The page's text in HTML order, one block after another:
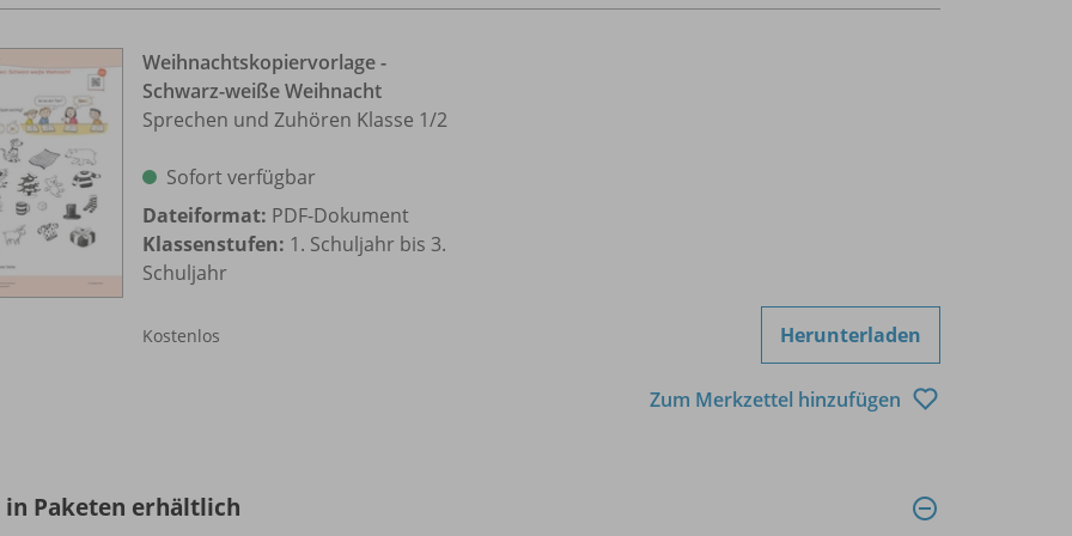
Weihnachtskopiervorlage -
Schwarz-weiße Weihnacht
Sprechen und Zuhören Klasse 1/2
Sofort verfügbar
Dateiformat: PDF-Dokument
Klassenstufen: 1. Schuljahr bis 3.
Schuljahr
Kostenlos Herunterladen
Zum Merkzettel hinzufügen
in Paketen erhältlich